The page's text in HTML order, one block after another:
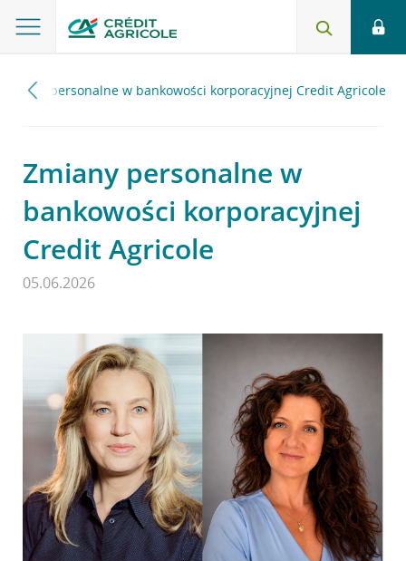
Zmiany personalne w bankowości korporacyjnej Credit Agricole
Zmiany personalne w
bankowości korporacyjnej
Credit Agricole
05.06.2026